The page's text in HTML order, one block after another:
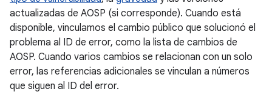
actualizadas de AOSP (si corresponde). Cuando está
disponible, vinculamos el cambio público que solucionó el
problema al ID de error, como la lista de cambios de
AOSP. Cuando varios cambios se relacionan con un solo
error, las referencias adicionales se vinculan a números
que siguen al ID del error.